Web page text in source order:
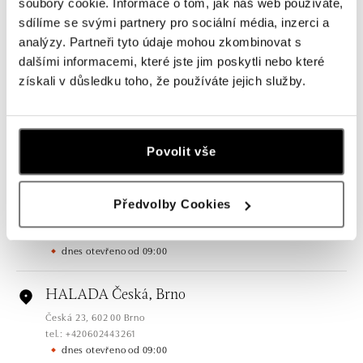
sdílíme se svými partnery pro sociální média, inzerci a
analýzy. Partneři tyto údaje mohou zkombinovat s
dalšími informacemi, které jste jim poskytli nebo které
získali v důsledku toho, že používáte jejich služby.
Povolit vše
Předvolby Cookies
Všechny Česko Slovensko
Pařížská 7, 110 00 Praha 1
tel.: +420724986111
dnes otevřeno od 10:00
HALADA Na Příkopě, Praha
dnes otevřeno od 09:00
HALADA Česká, Brno
Česká 23, 602 00 Brno
tel.: +420602443261
dnes otevřeno od 09:00